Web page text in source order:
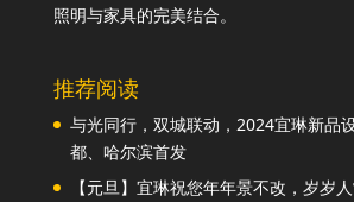
照明与家具的完美结合。
推荐阅读
与光同行，双城联动，2024宜琳新品
都、哈尔滨首发
【元旦】宜琳祝您年年景不改，岁岁人